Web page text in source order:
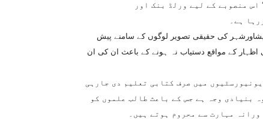
منصوبے کے لیے ورلڈ بنک اور
ہے۔
پشاورشہر کی حقیقی تصویر لوگوں کے سامنے پیش
اظہار کے مواقع دستیاب نہ ہونے کے باعث ان کی ان
میں صرف کتابی تعلیم دی جارہی
بنیادی وجہ ہے جس کے باعث طالب علموں کو
مہارت سے محروم ہوتے ہیں۔